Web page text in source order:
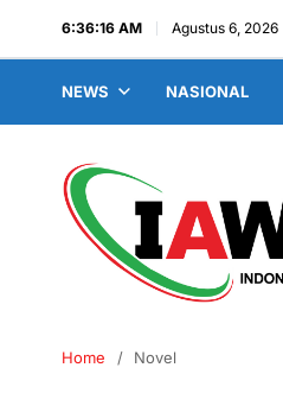
6:36:17 AM Agustus 6, 2026
NEWS NASIONAL
Home Novel